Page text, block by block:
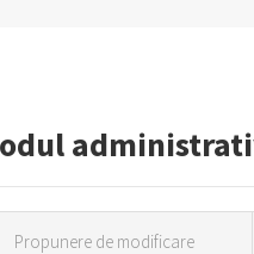
Propunere de modificare